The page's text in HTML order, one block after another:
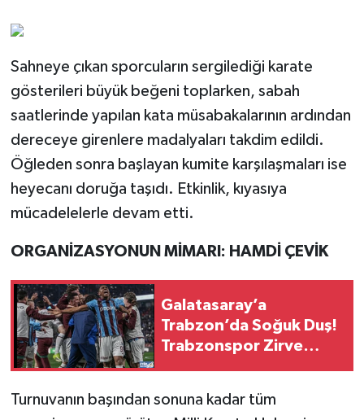
Sahneye çıkan sporcuların sergilediği karate
gösterileri büyük beğeni toplarken, sabah
saatlerinde yapılan kata müsabakalarının ardından
dereceye girenlere madalyaları takdim edildi.
Öğleden sonra başlayan kumite karşılaşmaları ise
heyecanı doruğa taşıdı. Etkinlik, kıyasıya
mücadelelerle devam etti.
ORGANİZASYONUN MİMARI: HAMDİ ÇEVİK
Galatasaray’a
Trabzon’da Soğuk Duş!
Trabzonspor Zirve
Turnuvanın başından sonuna kadar tüm